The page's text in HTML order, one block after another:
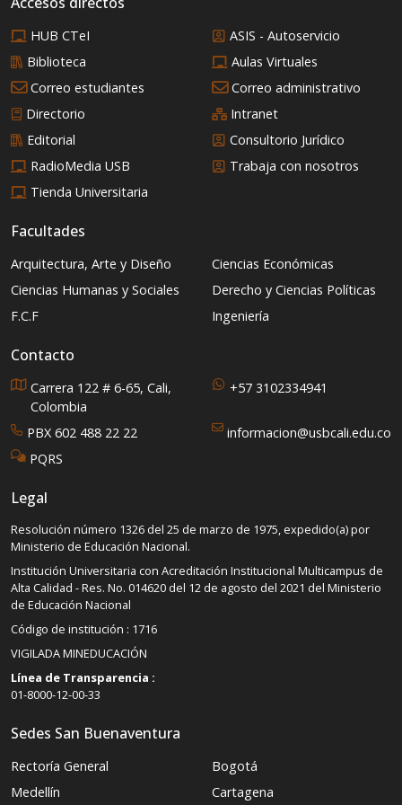
HUB CTeI
ASIS - Autoservicio
Biblioteca
Aulas Virtuales
Correo estudiantes
Correo administrativo
Directorio
Intranet
Editorial
Consultorio Jurídico
RadioMedia USB
Trabaja con nosotros
Tienda Universitaria
Facultades
Arquitectura, Arte y Diseño
Ciencias Económicas
Ciencias Humanas y Sociales
Derecho y Ciencias Políticas
F.C.F
Ingeniería
Contacto
Carrera 122 # 6-65, Cali,
Colombia
+57 3102334941
PBX 602 488 22 22
informacion@usbcali.edu.co
PQRS
Legal
Resolución número 1326 del 25 de marzo de 1975, expedido(a) por
Ministerio de Educación Nacional.
Institución Universitaria con Acreditación Institucional Multicampus de
Alta Calidad - Res. No. 014620 del 12 de agosto del 2021 del Ministerio
de Educación Nacional
Código de institución : 1716
VIGILADA MINEDUCACIÓN
Línea de Transparencia :
01-8000-12-00-33
Sedes San Buenaventura
Rectoría General
Bogotá
Medellín
Cartagena